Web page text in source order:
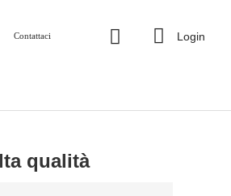
Contattaci Login
qualità